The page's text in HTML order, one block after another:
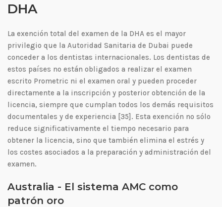
DHA
La exención total del examen de la DHA es el mayor
privilegio que la Autoridad Sanitaria de Dubai puede
conceder a los dentistas internacionales. Los dentistas de
estos países no están obligados a realizar el examen
escrito Prometric ni el examen oral y pueden proceder
directamente a la inscripción y posterior obtención de la
licencia, siempre que cumplan todos los demás requisitos
documentales y de experiencia [35]. Esta exención no sólo
reduce significativamente el tiempo necesario para
obtener la licencia, sino que también elimina el estrés y
los costes asociados a la preparación y administración del
examen.
Australia - El sistema AMC como
patrón oro